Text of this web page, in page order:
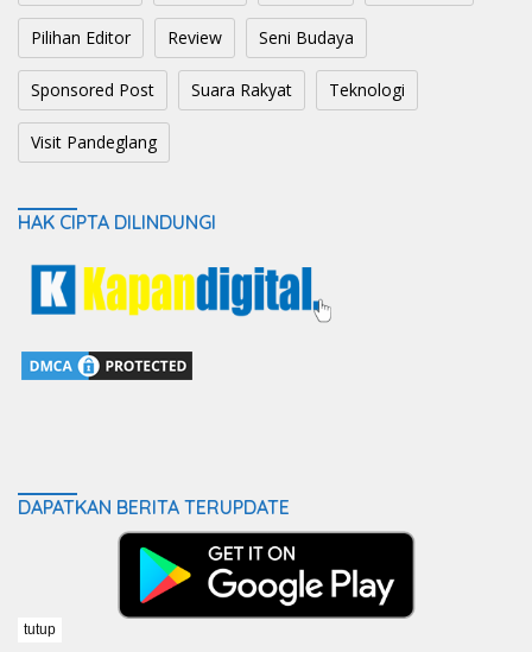
Pilihan Editor Review Seni Budaya
Sponsored Post Suara Rakyat Teknologi
Visit Pandeglang
HAK CIPTA DILINDUNGI
DAPATKAN BERITA TERUPDATE
tutup